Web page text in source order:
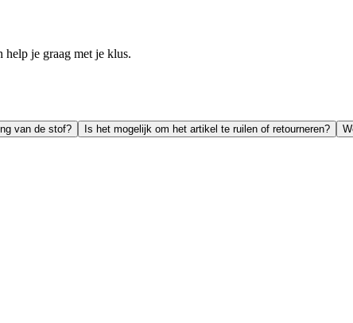
je graag met je klus.
van de stof? Is het mogelijk om het artikel te ruilen of retourneren?